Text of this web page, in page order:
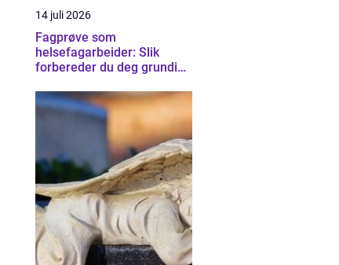
14 juli 2026
Fagprøve som
helsefagarbeider: Slik
forbereder du deg grundig
eksamen